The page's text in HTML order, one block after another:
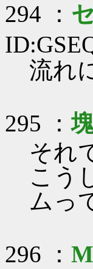
294 ：
流れ
295 ：
それ
こう
ムっ
296 ：